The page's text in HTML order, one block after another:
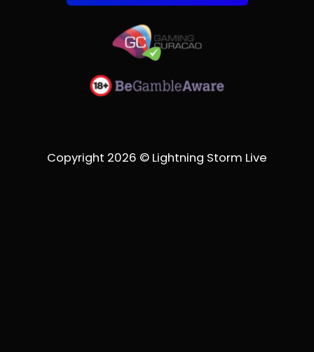
Copyright 2026 © Lightning Storm Live